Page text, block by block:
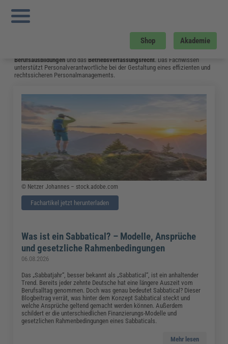
Shop Akademie
Sie sind hier:
Gesundheitsförderung Einfach Erklärt – Definition, Beispiele und
Steuerbefreiung
Berufsausbildungen und dasBetriebsverfassungsrecht. Das Fachwissen
unterstützt Personalverantwortliche bei der Gestaltung eines effizienten und
rechtssicheren Personalmanagements.
© Netzer Johannes – stock.adobe.com
Fachartikel jetzt herunterladen
Was ist ein Sabbatical? – Modelle, Ansprüche
und gesetzliche Rahmenbedingungen
06.08.2026
Das „Sabbatjahr“, besser bekannt als „Sabbatical“, ist ein anhaltender
Trend. Bereits jeder zehnte Deutsche hat eine längere Auszeit vom
Berufsalltag genommen. Doch was genau bedeutet Sabbatical? Dieser
Blogbeitrag verrät, was hinter dem Konzept Sabbatical steckt und
welche Ansprüche geltend gemacht werden können. Außerdem
schildert er die unterschiedlichen Finanzierungs-Modelle und
gesetzlichen Rahmenbedingungen eines Sabbaticals.
Mehr lesen